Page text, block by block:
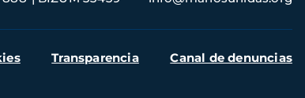
Transparencia Canal de denuncias